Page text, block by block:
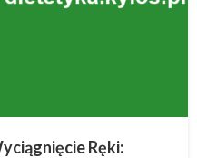
Ręki: